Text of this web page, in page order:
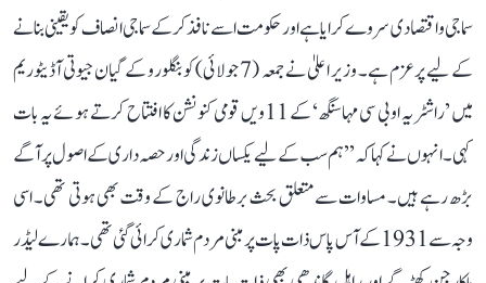
سماجی و اقتصادی سروے کرایا ہے اور حکومت اسے نافذ کر کے سماجی انصاف کو یقینی بنانے
کے لیے پرعزم ہے۔ وزیر اعلیٰ نے جمعہ (7 جولائی) کو بنگلورو کے گیان جیوتی آڈیٹوریم
میں ’راشٹریہ او بی سی مہاسنگھ‘ کے 11ویں قومی کنونشن کا افتتاح کرتے ہوئے یہ بات
کہی۔ انہوں نے کہا کہ ’’ہم سب کے لیے یکساں زندگی اور حصہ داری کے اصول پر آگے
بڑھ رہے ہیں۔ مساوات سے متعلق بحث برطانوی راج کے وقت بھی ہوتی تھی۔ اسی
وجہ سے 1931 کے آس پاس ذات پات پر مبنی مردم شماری کرائی گئی تھی۔ ہمارے لیڈر